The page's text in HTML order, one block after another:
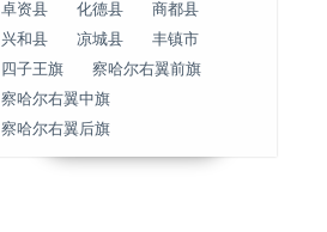
卓资县 化德县
商都县
兴和县
凉城县
丰镇市
四子王旗
察哈尔右翼前旗
察哈尔右翼中旗
察哈尔右翼后旗